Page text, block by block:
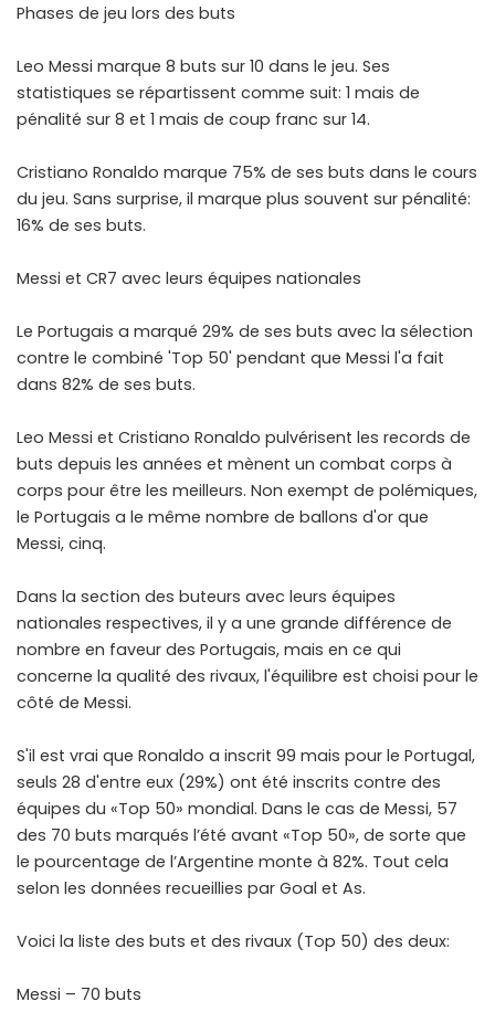
Phases de jeu lors des buts
Leo Messi marque 8 buts sur 10 dans le jeu. Ses
statistiques se répartissent comme suit: 1 mais de
pénalité sur 8 et 1 mais de coup franc sur 14.
Cristiano Ronaldo marque 75% de ses buts dans le cours
du jeu. Sans surprise, il marque plus souvent sur pénalité:
16% de ses buts.
Messi et CR7 avec leurs équipes nationales
Le Portugais a marqué 29% de ses buts avec la sélection
contre le combiné 'Top 50' pendant que Messi l'a fait
dans 82% de ses buts.
Leo Messi et Cristiano Ronaldo pulvérisent les records de
buts depuis les années et mènent un combat corps à
corps pour être les meilleurs. Non exempt de polémiques,
le Portugais a le même nombre de ballons d'or que
Messi, cinq.
Dans la section des buteurs avec leurs équipes
nationales respectives, il y a une grande différence de
nombre en faveur des Portugais, mais en ce qui
concerne la qualité des rivaux, l'équilibre est choisi pour le
côté de Messi.
S'il est vrai que Ronaldo a inscrit 99 mais pour le Portugal,
seuls 28 d'entre eux (29%) ont été inscrits contre des
équipes du «Top 50» mondial. Dans le cas de Messi, 57
des 70 buts marqués l’été avant «Top 50», de sorte que
le pourcentage de l’Argentine monte à 82%. Tout cela
selon les données recueillies par Goal et As.
Voici la liste des buts et des rivaux (Top 50) des deux:
Messi – 70 buts